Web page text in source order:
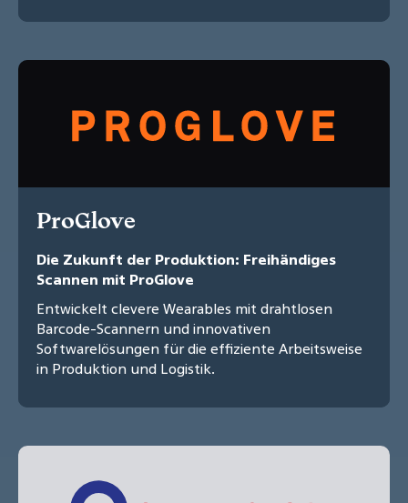
ProGlove
Die Zukunft der Produktion: Freihändiges
Scannen mit ProGlove
Entwickelt clevere Wearables mit drahtlosen
Barcode-Scannern und innovativen
Softwarelösungen für die effiziente Arbeitsweise
in Produktion und Logistik.